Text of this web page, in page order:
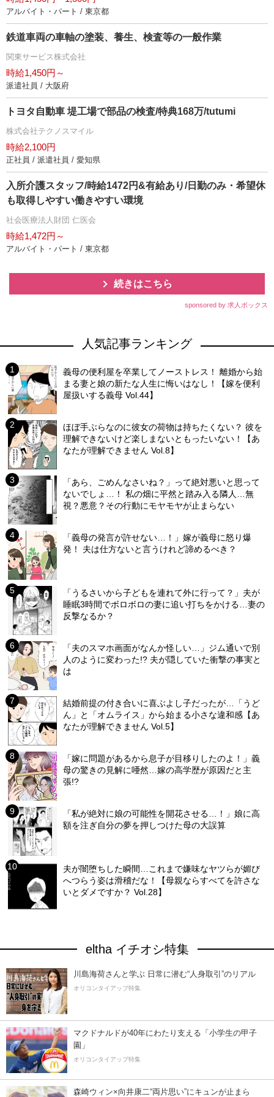
アルバイト・パート / 東京都
鉄道車両の車軸の塗装、養生、検査等の一般作業
関東サービス株式会社
時給1,450円～
派遣社員 / 大阪府
トヨタ自動車 堤工場で部品の検査/特典168万/tutumi
株式会社テクノスマイル
時給2,100円
正社員 / 派遣社員 / 愛知県
入所介護スタッフ/時給1472円&有給あり/日勤のみ・希望休
も取得しやすい働きやすい環境
社会医療法人財団 仁医会
時給1,472円～
アルバイト・パート / 東京都
続きはこちら
sponsored by 求人ボックス
人気記事ランキング
義母の便利屋を卒業してノーストレス！ 離婚から始
まる妻と娘の新たな人生に悔いはなし！【嫁を便利
屋扱いする義母 Vol.44】
ほぼ手ぶらなのに彼女の荷物は持ちたくない？ 彼を
理解できないけど楽しまないともったいない！【あ
なたが理解できません Vol.8】
「あら、ごめんなさいね？」って絶対悪いと思って
ないでしょ…！ 私の畑に平然と踏み入る隣人…無
視？悪意？その行動にモヤモヤが止まらない
「義母の発言が許せない…！」嫁が義母に怒り爆
発！ 夫は仕方ないと言うけれど諦めるべき？
「うるさいから子どもを連れて外に行って？」夫が
睡眠3時間でボロボロの妻に追い打ちをかける…妻の
反撃なるか？
「夫のスマホ画面がなんか怪しい…」ジム通いで別
人のように変わった!? 夫が隠していた衝撃の事実と
は
結婚前提の付き合いに喜ぶよし子だったが…「うど
ん」と「オムライス」から始まる小さな違和感【あ
なたが理解できません Vol.5】
「嫁に問題があるから息子が目移りしたのよ！」義
母の驚きの見解に唖然…嫁の高学歴が原因だと主
張!?
「私が絶対に娘の可能性を開花させる…！」娘に高
額を注ぎ自分の夢を押しつけた母の大誤算
夫が闇堕ちした瞬間…これまで嫌味なヤツらが媚び
へつらう姿は滑稽だな！【母親ならすべてを許さな
いとダメですか？ Vol.28】
eltha イチオシ特集
川島海荷さんと学ぶ 日常に潜む“人身取引”のリアル
オリコンタイアップ特集
マクドナルドが40年にわたり支える「小学生の甲子
園」
オリコンタイアップ特集
森崎ウィン×向井康二“両片思い”にキュンが止まら